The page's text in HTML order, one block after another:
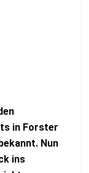
in Forster
Nun
ins